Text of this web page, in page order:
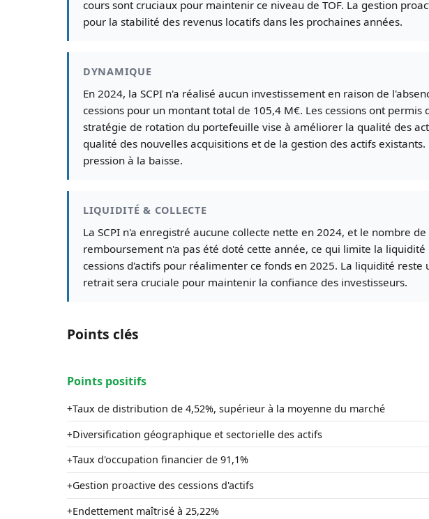
cours sont cruciaux pour maintenir ce niveau de TOF. La gestion
pour la stabilité des revenus locatifs dans les prochaines années.
DYNAMIQUE
En 2024, la SCPI n'a réalisé aucun investissement en raison de
cessions pour un montant total de 105,4 M€. Les cessions ont
stratégie de rotation du portefeuille vise à améliorer la qualité des
qualité des nouvelles acquisitions et de la gestion des actifs
pression à la baisse.
LIQUIDITÉ & COLLECTE
La SCPI n'a enregistré aucune collecte nette en 2024, et le nombre
remboursement n'a pas été doté cette année, ce qui limite la
cessions d'actifs pour réalimenter ce fonds en 2025. La liquidité
retrait sera cruciale pour maintenir la confiance des investisseurs.
Points clés
Points positifs
+Taux de distribution de 4,52%, supérieur à la moyenne du marché
+Diversification géographique et sectorielle des actifs
+Taux d'occupation financier de 91,1%
+Gestion proactive des cessions d'actifs
+Endettement maîtrisé à 25,22%